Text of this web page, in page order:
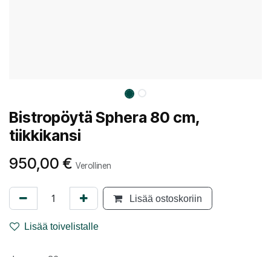
Bistropöytä Sphera 80 cm,
tiikkikansi
950,00 € Verollinen
Lisää ostoskoriin
Lisää toivelistalle